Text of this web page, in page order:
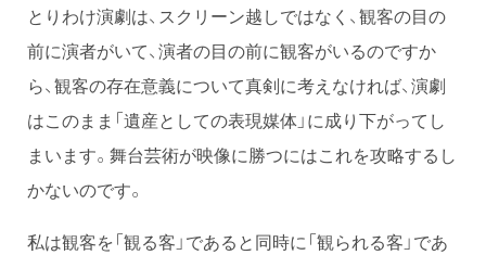
とりわけ演劇は、スクリーン越しではなく、観客の目の
前に演者がいて、演者の目の前に観客がいるのですか
ら、観客の存在意義について真剣に考えなければ、演劇
はこのまま「遺産としての表現媒体」に成り下がってし
まいます。舞台芸術が映像に勝つにはこれを攻略するし
かないのです。
私は観客を「観る客」であると同時に「観られる客」であ